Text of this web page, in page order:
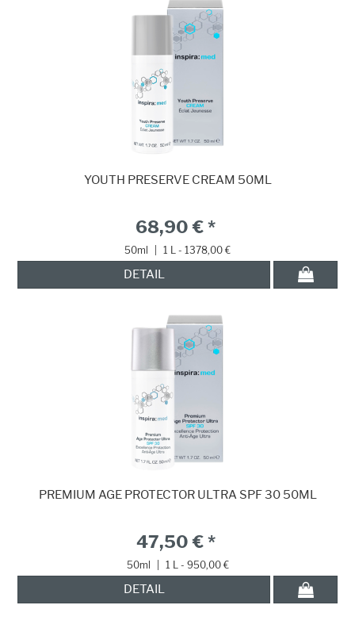
YOUTH PRESERVE CREAM 50ML
68,90 € *
50ml 1 L - 1378,00 €
DETAIL
PREMIUM AGE PROTECTOR ULTRA SPF 30 50ML
47,50 € *
50ml 1 L - 950,00 €
DETAIL